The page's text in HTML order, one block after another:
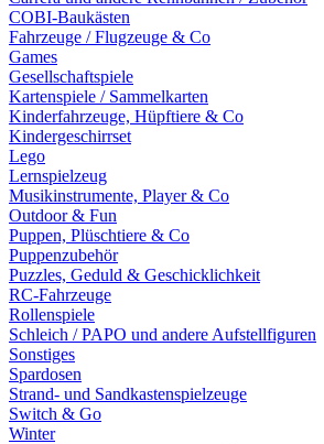
COBI-Baukästen
Fahrzeuge / Flugzeuge & Co
Games
Gesellschaftspiele
Kartenspiele / Sammelkarten
Kinderfahrzeuge, Hüpftiere & Co
Kindergeschirrset
Lego
Lernspielzeug
Musikinstrumente, Player & Co
Outdoor & Fun
Puppen, Plüschtiere & Co
Puppenzubehör
Puzzles, Geduld & Geschicklichkeit
RC-Fahrzeuge
Rollenspiele
Schleich / PAPO und andere Aufstellfiguren
Sonstiges
Spardosen
Strand- und Sandkastenspielzeuge
Switch & Go
Winter